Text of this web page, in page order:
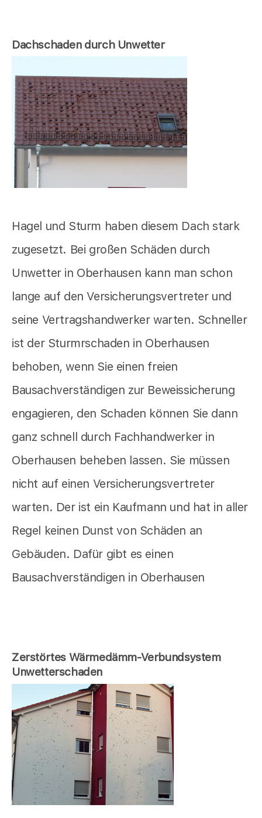
Dachschaden durch Unwetter
Hagel und Sturm haben diesem Dach stark
zugesetzt. Bei großen Schäden durch
Unwetter in Oberhausen kann man schon
lange auf den Versicherungsvertreter und
seine Vertragshandwerker warten. Schneller
ist der Sturmrschaden in Oberhausen
behoben, wenn Sie einen freien
Bausachverständigen zur Beweissicherung
engagieren, den Schaden können Sie dann
ganz schnell durch Fachhandwerker in
Oberhausen beheben lassen. Sie müssen
nicht auf einen Versicherungsvertreter
warten. Der ist ein Kaufmann und hat in aller
Regel keinen Dunst von Schäden an
Gebäuden. Dafür gibt es einen
Bausachverständigen in Oberhausen
Zerstörtes Wärmedämm-Verbundsystem
Unwetterschaden